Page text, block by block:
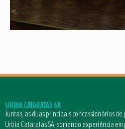
URBIA CATARATAS SA
Juntas, as duas principais concessionárias
Urbia Cataratas SA, somando experiência